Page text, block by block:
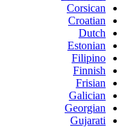
Corsican
Croatian
Dutch
Estonian
Filipino
Finnish
Frisian
Galician
Georgian
Gujarati